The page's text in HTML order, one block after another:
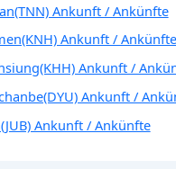
Ankunft / Ankünfte
Ankunft / Ankünfte
Ankunft /
Ankunft /
Ankunft / Ankünfte